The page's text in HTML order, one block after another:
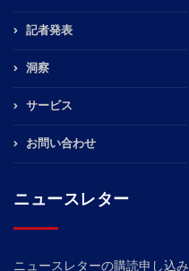
記者発表
洞察
サービス
お問い合わせ
ニュースレター
ニュースレターの購読申し込み